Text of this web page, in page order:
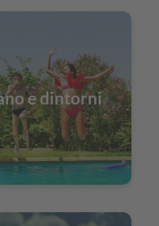
e dintorni